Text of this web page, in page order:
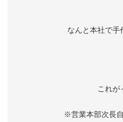
なんと本社で手
これが
※営業本部次長